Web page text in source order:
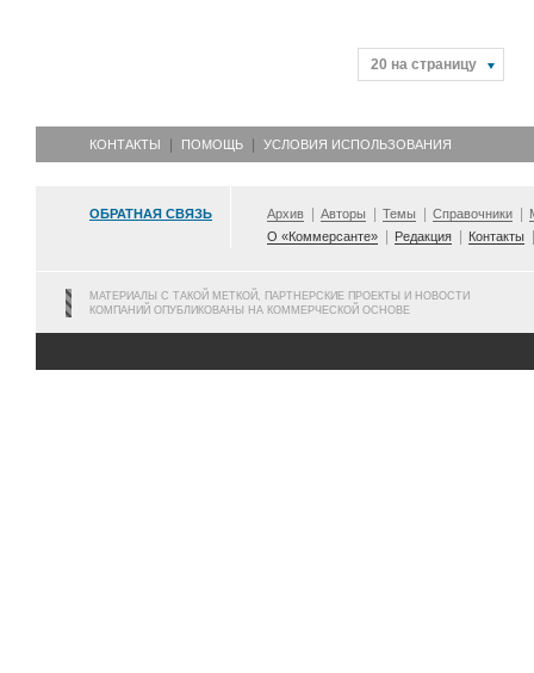
20 на страницу
КОНТАКТЫ ПОМОЩЬ УСЛОВИЯ ИСПОЛЬЗОВАНИЯ
ОБРАТНАЯ СВЯЗЬ Архив Авторы Темы Справочники
О «Коммерсанте»
Редакция Контакты
МАТЕРИАЛЫ С ТАКОЙ МЕТКОЙ, ПАРТНЕРСКИЕ ПРОЕКТЫ И НОВОСТИ
КОМПАНИЙ ОПУБЛИКОВАНЫ НА КОММЕРЧЕСКОЙ ОСНОВЕ